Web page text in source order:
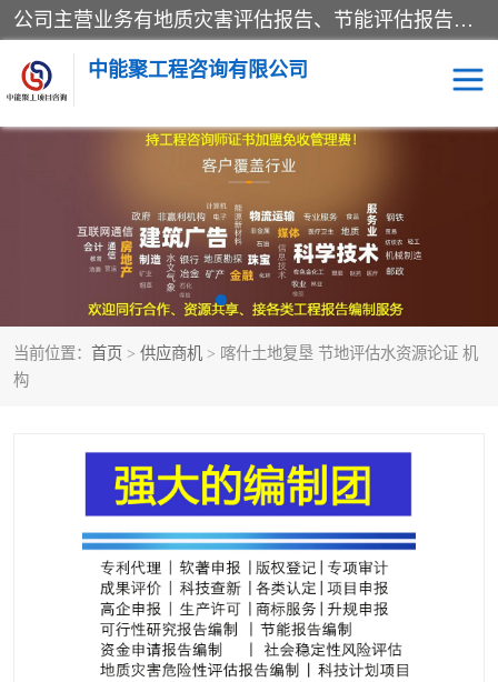
公司主营业务有地质灾害评估报告、节能评估报告、水土保持验收、水资源论证、土地复垦报告、项目可行性研究报告等。是经国家工商总局批准，在法律、法规、决定规定禁止的不得经营；法律、法规、决定规定应当许可（审批）的，经审批机关批准后凭许可（审批）文件经营;法律、法规，市场主体自主选择经营。
中能聚工程咨询有限公司
当前位置： 首页 > 供应商机 > 喀什土地复垦 节地评估水资源论证 机
构
水资源论证报告 土地复垦报告
地质灾害评估报告 工程项目验收报告
节能评估报告